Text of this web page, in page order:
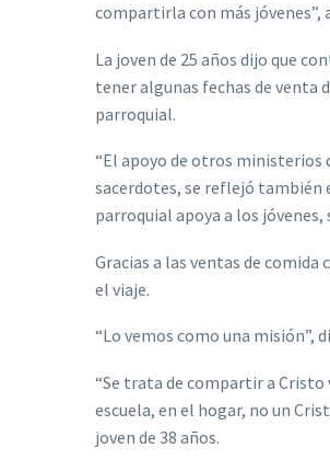
compartirla con más jóvenes”,
La joven de 25 años dijo que
tener algunas fechas de venta
parroquial.
“El apoyo de otros ministerios
sacerdotes, se reflejó también
parroquial apoya a los jóvenes,
Gracias a las ventas de
el viaje.
“Lo vemos como una misión”,
“Se trata de compartir a Cristo
escuela, en el hogar, no un
joven de 38 años.